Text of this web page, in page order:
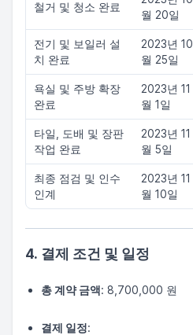
철거 및 청소 완료
월 20일
전기 및 보일러 설
치 완료
2023년 10
월 25일
욕실 및 주방 확장
완료
2023년 11
월 1일
타일, 도배 및 장판
작업 완료
2023년 11
월 5일
최종 점검 및 인수
인계
2023년 11
월 10일
4. 결제 조건 및 일정
총 계약 금액: 8,700,000 원
결제 일정: